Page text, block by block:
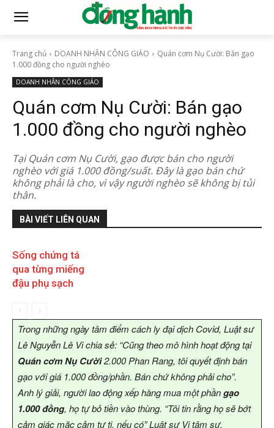
Trang chủ DOANH NHÂN CÔNG GIÁO
Quán cơm Nụ Cười: Bán gạo
1.000 đồng cho người nghèo
DOANH NHÂN CÔNG GIÁO
Quán cơm Nụ Cười: Bán gạo
1.000 đồng cho người nghèo
Tại Quán cơm Nụ Cười, gạo được bán cho người
nghèo với giá 1.000 đồng/suất. Đây là gạo bán chứ
không phải là cho, vì vậy người nghèo sẽ không bị tủi
thân.
BÀI VIẾT LIÊN QUAN
Sống chứng tá
qua từng miếng
đậu phụ sạch
Trong những ngày tâm điểm cách ly đại dịch Covid, Luật sư
Lê Nguyễn Lê Vi chia sẻ: “Cũng theo mô hình hoạt động tại
Quán cơm Nụ Cười2.000 Phan Rang, tôi quyết định bán
gạo với giá 1.000 đồng/phần. Bán chứ không phải cho”.
Anh lý giải, người lao động xếp hàng mua một phầngạo
1.000 đồng, họ tự bỏ tiền vào thùng. “Tôi tin rằng họ sẽ bớt
cảm giác mặc cảm tự ti, nếu có” Luật sư Vi tâm sự.